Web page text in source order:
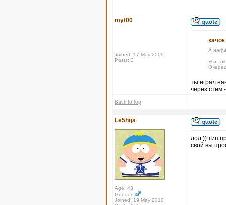
myt00
Joined: 17 May 2009
Posts: 2
А
Я и
ты играл
через стим
Back to top
Le5hqa
Age: 43
Gender:
Joined: 19 May 2010
лол )) тип
свой вы